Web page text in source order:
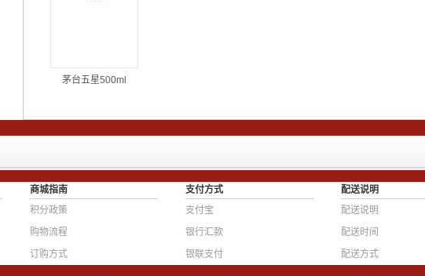
茅台五星500ml
商城指南
积分政策
购物流程
订购方式
支付方式
支付宝
银行汇款
银联支付
配送说明
配送说明
配送时间
配送方式